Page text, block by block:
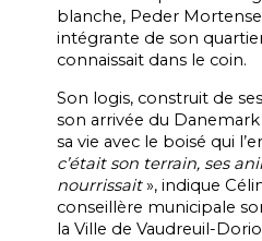
blanche, Peder
intégrante de son
connaissait dans le coin.
Son logis, construit de
son arrivée du
sa vie avec le boisé qui
c’était son terrain, ses
nourrissait», indique
conseillère municipale
la Ville de Vaudreuil-